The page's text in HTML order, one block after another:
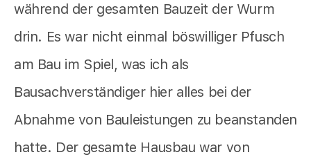
während der gesamten Bauzeit der Wurm
drin. Es war nicht einmal böswilliger Pfusch
am Bau im Spiel, was ich als
Bausachverständiger hier alles bei der
Abnahme von Bauleistungen zu beanstanden
hatte. Der gesamte Hausbau war von